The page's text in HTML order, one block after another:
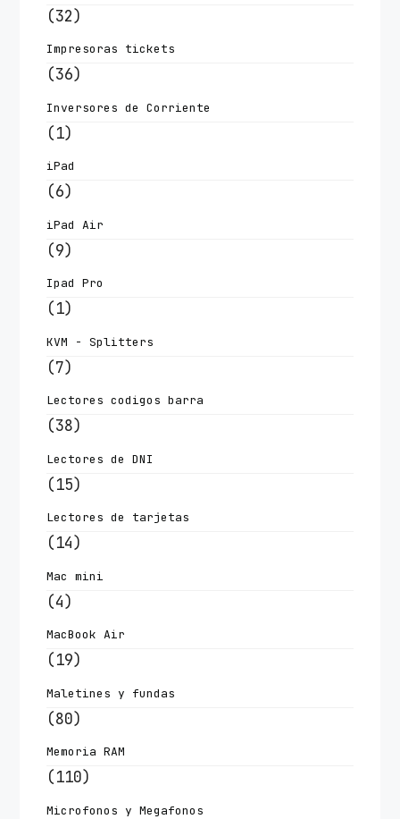
(32)
Impresoras tickets
(36)
Inversores de Corriente
(1)
iPad
(6)
iPad Air
(9)
Ipad Pro
(1)
KVM - Splitters
(7)
Lectores codigos barra
(38)
Lectores de DNI
(15)
Lectores de tarjetas
(14)
Mac mini
(4)
MacBook Air
(19)
Maletines y fundas
(80)
Memoria RAM
(110)
Microfonos y Megafonos